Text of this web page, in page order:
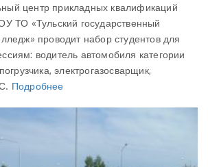
центр прикладных квалификаций
ТО «Тульский государственный
проводит набор студентов для
водитель автомобиля категории
электрогазосварщик,
Подробнее